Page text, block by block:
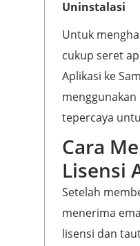
Uninstalasi
Untuk
cukup seret
Aplikasi ke
tepercaya
Cara
Lisensi
Setelah
menerima
lisensi dan